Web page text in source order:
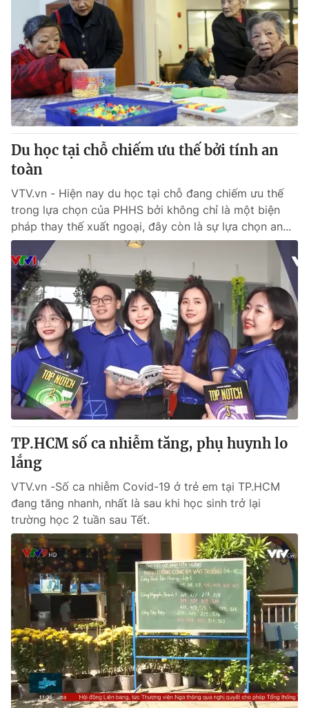
Theo dõi báo trên
Cơ quan chủ quản:
Đài Truyền hình Việt Nam
Cơ quan báo chí:Thời báo VTV
Giấy phép hoạt động báo in và báo điện tử số 483/GP-BTTTT
cấp ngày 29/12/2023
Tổng Biên tập:Vũ Thanh Thủy
Phó Tổng Biên tập:Nguyễn Thị Mỹ Hạnh, Phạm Quốc Thắng,
Nguyễn Trọng Ninh
Tổng đài VTV:
024.38 355 931 - 024.38 355 932
Ðiện thoại Thời báo VTV: 024.66 897 897
Email: toasoan@vtv.vn
Liên hệ quảng cáo:024-7300.7108
® Cấm sao chép dưới mọi hình thức nếu không có sự chấp
thuận bằng văn bản. Ghi rõ nguồn VTV.vn khi phát hành lại
thông tin từ website này.
Du học tại chỗ chiếm ưu thế bởi tính an
toàn
VTV.vn - Hiện nay du học tại chỗ đang chiếm ưu thế
trong lựa chọn của PHHS bởi không chỉ là một biện
pháp thay thế xuất ngoại, đây còn là sự lựa chọn an...
TP.HCM số ca nhiễm tăng, phụ huynh lo
lắng
VTV.vn -Số ca nhiễm Covid-19 ở trẻ em tại TP.HCM
đang tăng nhanh, nhất là sau khi học sinh trở lại
trường học 2 tuần sau Tết.